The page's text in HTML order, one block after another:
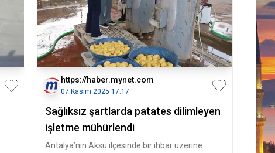
https://haber.mynet.com
07 Kasım 2025 17:17
Sağlıksız şartlarda patates dilimleyen
işletme mühürlendi
Antalya’nın Aksu ilçesinde bir ihbar üzerine